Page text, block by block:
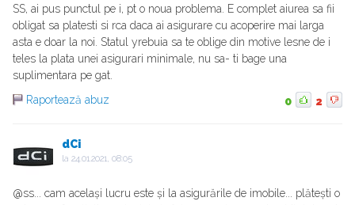
SS, ai pus punctul pe i, pt o noua problema. E complet aiurea sa fii
obligat sa platesti si rca daca ai asigurare cu acoperire mai larga
asta e doar la noi. Statul yrebuia sa te oblige din motive lesne de i
teles la plata unei asigurari minimale, nu sa- ti bage una
suplimentara pe gat.
Raportează abuz
0 2
dCi
la 24.01.2021, 08:05
@ss... cam același lucru este și la asigurările de imobile... plătești o